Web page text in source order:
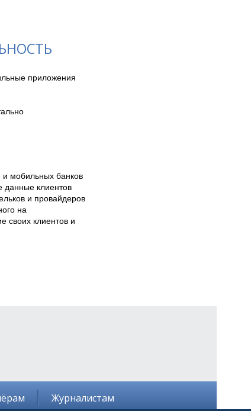
приложения
и мобильных банков
данные клиентов
и провайдеров
на
своих клиентов и
Журналистам